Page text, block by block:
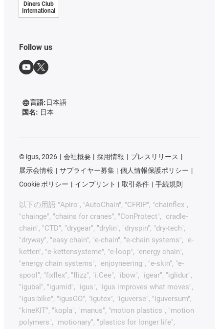
Diners Club
International
Follow us
言語:日本語
国名: 日本
© igus, 2026 会社概要 採用情報
プレスリリース
展示会情報
サプライヤー募集
個人情報保護ポリシー
Cookie ポリシー
インプリント 取引条件 手続規則
以下の用語 "Apiro", "AutoChain", "CFRIP", "chainflex",
"chainge", "chains for cranes", "ConProtect", "cradle-
chain", "CTD", "drygear", "drylin", "dryspin", "dry-tech",
"dryway", "easy chain", "e-chain", "e-chain systems", "e-
ketten", "e-kettensysteme", "e-loop", "energy chain",
"energy chain systems", "enjoyneering", "e-skin", "e-
spool", "fixflex", "flizz", "i.Cee", "ibow", "igear", "iglidur",
"igubal", "igumid", "igus", "igus improves what moves",
"igus:bike", "igusGO", "igutex", "iguverse", "iguversum",
"kineKIT", "kopla", "manus", "motion plastics", "motion
polymers", "motionary", "plastics for longer life",